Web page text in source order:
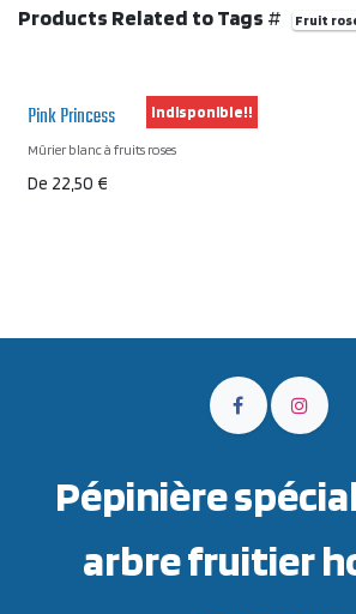
Products Related to Tags # Fruit
Pink Princess
Mûrier blanc à fruits roses
De 22,50 €
Indisponible!!
Pépinière
arbre fruitier